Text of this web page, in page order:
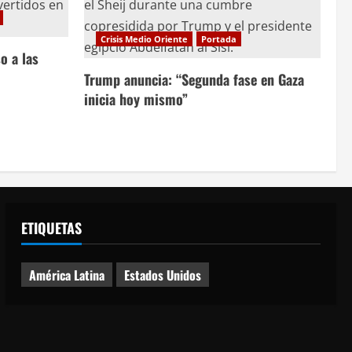
a las
Crisis Medio Oriente Portada
Trump anuncia: “Segunda fase en Gaza
inicia hoy mismo”
ETIQUETAS
América Latina Estados Unidos